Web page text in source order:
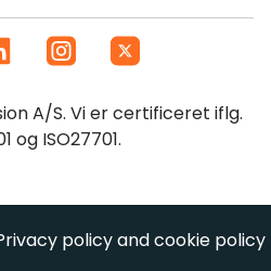
A/S. Vi er certificeret iflg.
og ISO27701.
policy and cookie policy